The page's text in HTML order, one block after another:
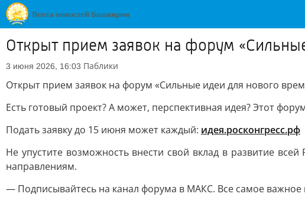
Открыт прием заявок на форум
3 июня 2026, 16:03 Паблики
Открыт прием заявок на форум «Сильные идеи для нового
Есть готовый проект? А может, перспективная идея? Этот
Подать заявку до 15 июня может каждый: идея.росконгресс.рф
Не упустите возможность внести свой вклад в развитие
направлениям.
— Подписывайтесь на канал форума в МАКС. Все самое важное